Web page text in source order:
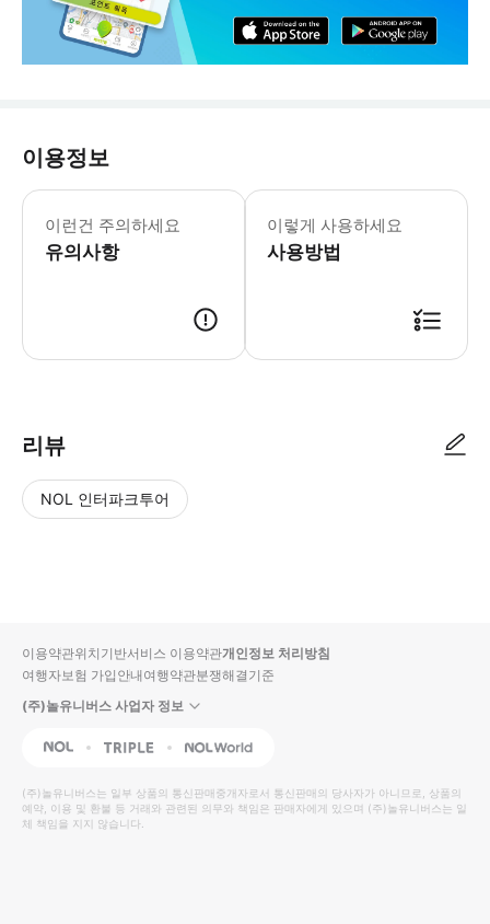
이용정보
이런건 주의하세요
유의사항
● 미사용 시설은 환불되지 않습니다.
이렇게 사용하세요
사용방법
리뷰
NOL 인터파크투어
입니
다.
높
은
순
동
영
상
순
상
이용약관위치기반서비스 이용약관개인정보 처리방침
여행자보험 가입안내여행약관분쟁해결기준
(주)놀유니버스 사업자 정보
NOL Triple Interpark Global
(주)놀유니버스는 일부 상품의 통신판매중개자로서 통신판매의 당사자가 아니므로, 상품의
예약, 이용 및 환불 등 거래와 관련된 의무와 책임은 판매자에게 있으며 (주)놀유니버스는 일
체 책임을 지지 않습니다.